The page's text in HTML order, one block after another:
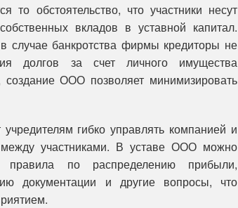
то обстоятельство, что участники несут
вкладов в уставной капитал.
случае банкротства фирмы кредиторы не
долгов за счет личного имущества
создание ООО позволяет минимизировать
гибко управлять компанией и
между участниками. В уставе ООО можно
правила по распределению прибыли,
документации и другие вопросы, что